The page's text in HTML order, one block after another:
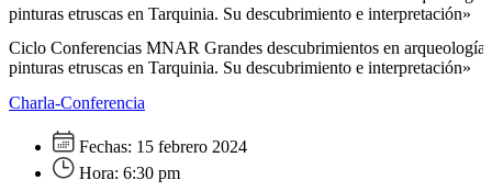
pinturas etruscas en Tarquinia. Su descubrimiento e interpretación»
Ciclo Conferencias MNAR Grandes descubrimientos en arqueología
pinturas etruscas en Tarquinia. Su descubrimiento e interpretación»
Charla-Conferencia
Fechas: 15 febrero 2024
Hora: 6:30 pm